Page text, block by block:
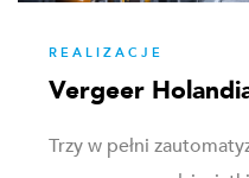
REALIZACJE
Vergeer
Trzy w pełni